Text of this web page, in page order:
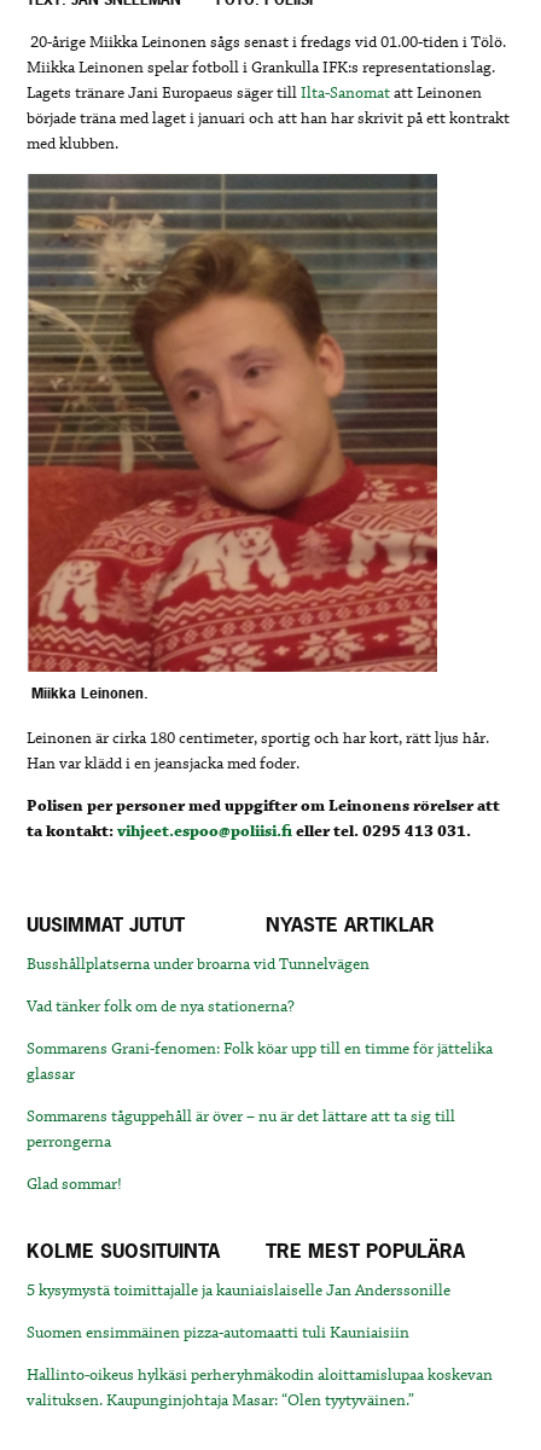
20-årige Miikka Leinonen sågs senast i fredags vid 01.00-tiden i Tölö.
Miikka Leinonen spelar fotboll i Grankulla IFK:s representationslag.
Lagets tränare Jani Europaeus säger tillIlta-Sanomatatt Leinonen
började träna med laget i januari och att han har skrivit på ett kontrakt
med klubben.
Miikka Leinonen.
Leinonen är cirka 180 centimeter, sportig och har kort, rätt ljus hår.
Han var klädd i en jeansjacka med foder.
Polisen per personer med uppgifter om Leinonens rörelser att
ta kontakt:vihjeet.espoo@poliisi.fieller tel. 0295 413 031.
UUSIMMAT JUTUT NYASTE ARTIKLAR
Busshållplatserna under broarna vid Tunnelvägen
Vad tänker folk om de nya stationerna?
Sommarens Grani-fenomen: Folk köar upp till en timme för jättelika
glassar
Sommarens tåguppehåll är över – nu är det lättare att ta sig till
perrongerna
Glad sommar!
KOLME SUOSITUINTA TRE MEST POPULÄRA
5 kysymystä toimittajalle ja kauniaislaiselle Jan Anderssonille
Suomen ensimmäinen pizza-automaatti tuli Kauniaisiin
Hallinto-oikeus hylkäsi perheryhmäkodin aloittamislupaa koskevan
valituksen. Kaupunginjohtaja Masar: “Olen tyytyväinen.”